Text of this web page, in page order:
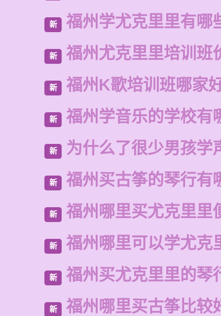
新 福州学尤克里里有哪
新 福州尤克里里培训班
新 福州K歌培训班哪家
新 福州学音乐的学校有
新 为什么了很少男孩学
新 福州买古筝的琴行有
新 福州哪里买尤克里里
新 福州哪里可以学尤克
新 福州买尤克里里的琴
新 福州哪里买古筝比较